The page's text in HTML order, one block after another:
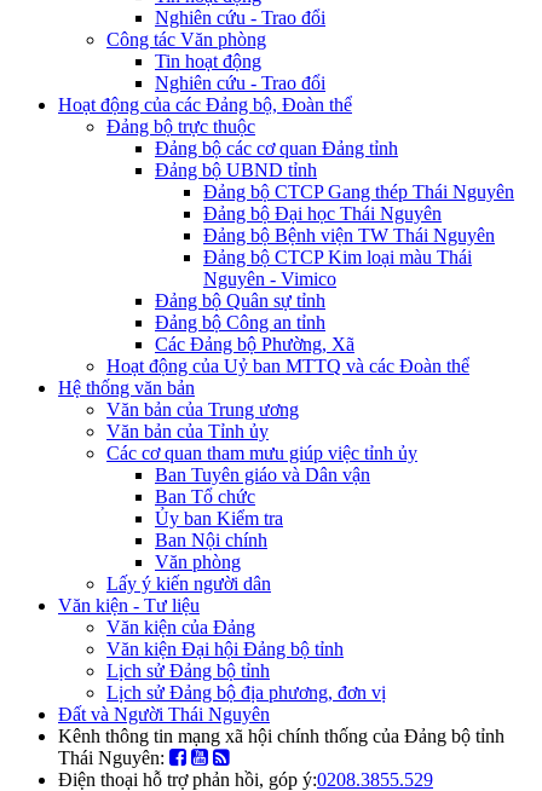
Nghiên cứu - Trao đổi
Công tác Văn phòng
Tin hoạt động
Nghiên cứu - Trao đổi
Hoạt động của các Đảng bộ, Đoàn thể
Đảng bộ trực thuộc
Đảng bộ các cơ quan Đảng tỉnh
Đảng bộ UBND tỉnh
Đảng bộ CTCP Gang thép Thái Nguyên
Đảng bộ Đại học Thái Nguyên
Đảng bộ Bệnh viện TW Thái Nguyên
Đảng bộ CTCP Kim loại màu Thái
Nguyên - Vimico
Đảng bộ Quân sự tỉnh
Đảng bộ Công an tỉnh
Các Đảng bộ Phường, Xã
Hoạt động của Uỷ ban MTTQ và các Đoàn thể
Hệ thống văn bản
Văn bản của Trung ương
Văn bản của Tỉnh ủy
Các cơ quan tham mưu giúp việc tỉnh ủy
Ban Tuyên giáo và Dân vận
Ban Tổ chức
Ủy ban Kiểm tra
Ban Nội chính
Văn phòng
Lấy ý kiến người dân
Văn kiện - Tư liệu
Văn kiện của Đảng
Văn kiện Đại hội Đảng bộ tỉnh
Lịch sử Đảng bộ tỉnh
Lịch sử Đảng bộ địa phương, đơn vị
Đất và Người Thái Nguyên
Kênh thông tin mạng xã hội chính thống của Đảng bộ tỉnh
Thái Nguyên:
Điện thoại hỗ trợ phản hồi, góp ý:0208.3855.529